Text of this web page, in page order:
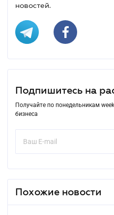
новостей.
Подпишитесь на
Получайте по понедельникам
бизнеса
Похожие новости